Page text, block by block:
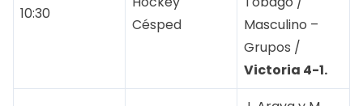
10:30
Césped
Masculino –
Grupos /
Victoria 4-1.